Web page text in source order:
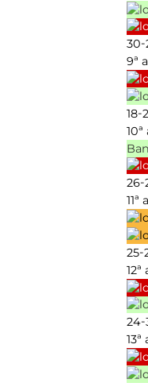
30-
9ª
18-
26-
11ª
25-
24-